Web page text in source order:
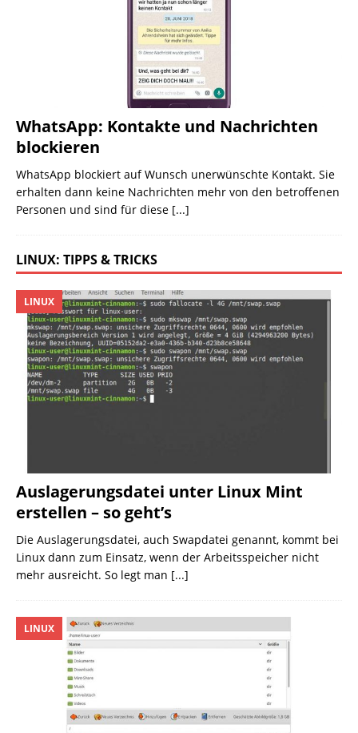
WhatsApp: Kontakte und Nachrichten
blockieren
WhatsApp blockiert auf Wunsch unerwünschte Kontakt. Sie
erhalten dann keine Nachrichten mehr von den betroffenen
Personen und sind für diese [...]
LINUX: TIPPS & TRICKS
Auslagerungsdatei unter Linux Mint
erstellen – so geht’s
LINUX
Die Auslagerungsdatei, auch Swapdatei genannt, kommt bei
Linux dann zum Einsatz, wenn der Arbeitsspeicher nicht
mehr ausreicht. So legt man [...]
LINUX